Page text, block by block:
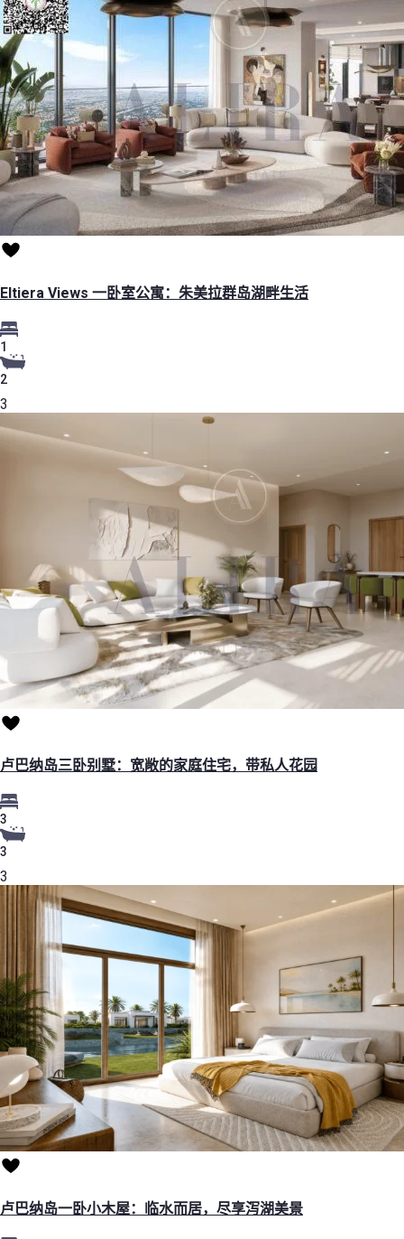
Eltiera Views 一卧室公寓：朱美拉群岛湖畔生活
1
2
3
卢巴纳岛三卧别墅：宽敞的家庭住宅，带私人花园
3
3
3
卢巴纳岛一卧小木屋：临水而居，尽享泻湖美景